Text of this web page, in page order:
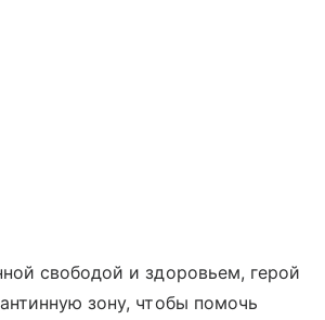
свободой и здоровьем, герой
зону, чтобы помочь